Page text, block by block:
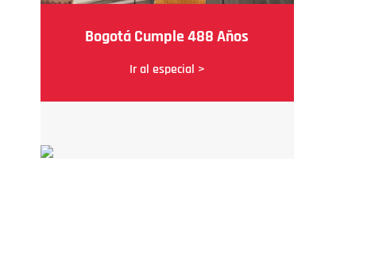
Bogotá Cumple 488 Años
Ir al especial >